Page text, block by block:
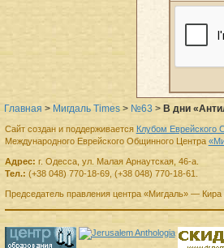
Главная > Мигдаль Times > №63 > В дни
Сайт создан и поддерживается Клубом Еврейского
Международного Еврейского Общинного Центра
Адрес: г. Одесса, ул. Малая Арнаутская, 46-а.
Тел.: (+38 048) 770-18-69, (+38 048) 770-18-61.
Председатель правленияцентра «Мигдаль»—